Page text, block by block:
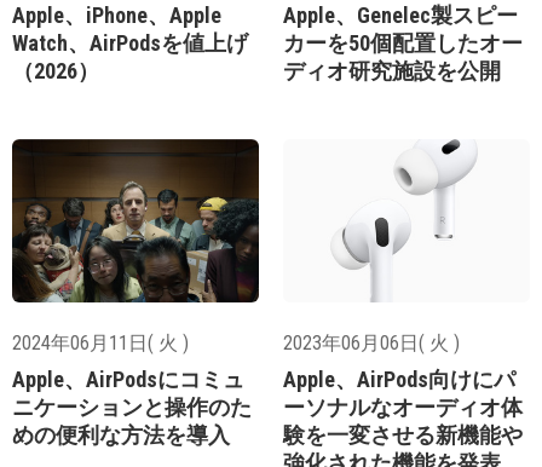
Apple、iPhone、Apple
Watch、AirPodsを値上げ
（2026）
Apple、Genelec製スピー
カーを50個配置したオー
ディオ研究施設を公開
2024年06月11日( 火 )
Apple、AirPodsにコミュ
ニケーションと操作のた
めの便利な方法を導入
2023年06月06日( 火 )
Apple、AirPods向けにパ
ーソナルなオーディオ体
験を一変させる新機能や